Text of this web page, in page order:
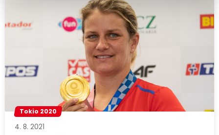
Tokio 2020
4. 8. 2021